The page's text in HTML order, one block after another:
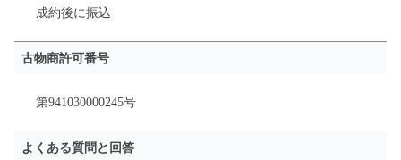
成約後に振込
古物商許可番号
第941030000245号
よくある質問と回答